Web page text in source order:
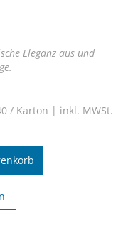
Eleganz aus und
/ Karton | inkl. MWSt.